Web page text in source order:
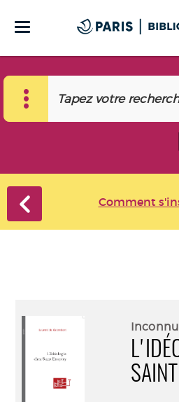
Comment
Inconnu